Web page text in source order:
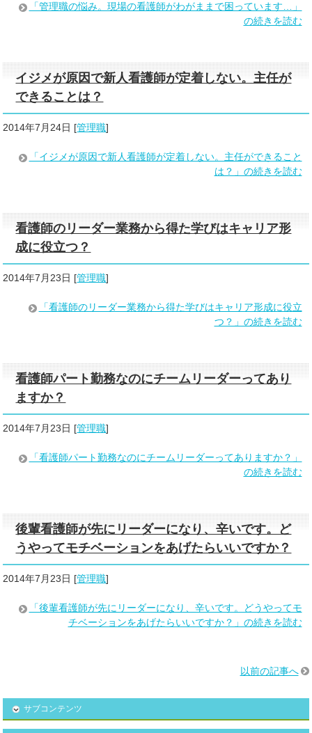
「管理職の悩み。現場の看護師がわがままで困っています…」
の続きを読む
イジメが原因で新人看護師が定着しない。主任が
できることは？
2014年7月24日 [管理職]
「イジメが原因で新人看護師が定着しない。主任ができること
は？」の続きを読む
看護師のリーダー業務から得た学びはキャリア形
成に役立つ？
2014年7月23日 [管理職]
「看護師のリーダー業務から得た学びはキャリア形成に役立
つ？」の続きを読む
看護師パート勤務なのにチームリーダーってあり
ますか？
2014年7月23日 [管理職]
「看護師パート勤務なのにチームリーダーってありますか？」
の続きを読む
後輩看護師が先にリーダーになり、辛いです。ど
うやってモチベーションをあげたらいいですか？
2014年7月23日 [管理職]
「後輩看護師が先にリーダーになり、辛いです。どうやってモ
チベーションをあげたらいいですか？」の続きを読む
以前の記事へ
サブコンテンツ